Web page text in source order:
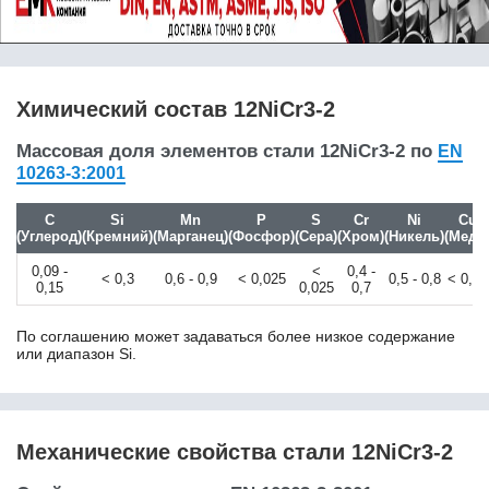
15Н2М
15пс
15Х
15Х25Т
15Х5М
15ХА
15ХГН2ТА
15ХМ
15ХР
15ХСНД
15ХФ
16MnCrB5
16MnCrS5
16NiCr4
16ГС
Химический состав 12NiCr3-2
Массовая доля элементов стали 12NiCr3-2 по EN
10263-3:2001
C
(Углерод)
Si
(Кремний)
Mn
(Марганец)
P
(Фосфор)
S
(Сера)
Cr
(Хром)
Ni
(Никель)
Cu
(Медь)
0,09 -
0,15
< 0,3 0,6 - 0,9 < 0,025
<
0,025
0,4 -
0,7
0,5 - 0,8 < 0,25
По соглашению может задаваться более низкое содержание
или диапазон Si.
Механические свойства стали 12NiCr3-2